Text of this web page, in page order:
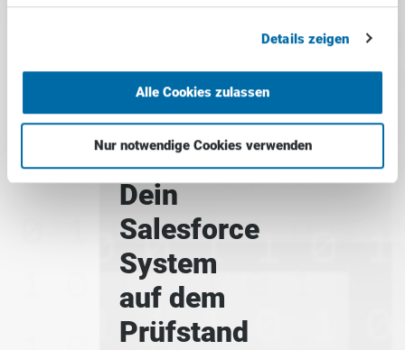
Details zeigen
Alle Cookies zulassen
Nur notwendige Cookies verwenden
Dein
Salesforce
System
auf dem
Prüfstand